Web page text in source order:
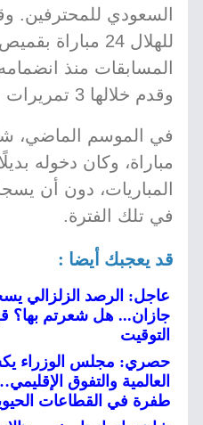
السعودي للمحترفين.
للهلال 24
وقدم خلالها 3 تمريرات حاسمة.
المباريات، دون أن
في تلك الفترة.
قد يعجبك أيضا :
عاجل: الرصد الزلزالي
التوقيت
حصري: مجلس الوزراء
العالمية والتفوق
طفرة في القطاعات